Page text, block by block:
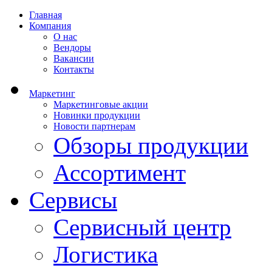
Главная
Компания
О нас
Вендоры
Вакансии
Контакты
Маркетинг
Маркетинговые акции
Новинки продукции
Новости партнерам
Обзоры продукции
Ассортимент
Сервисы
Сервисный центр
Логистика